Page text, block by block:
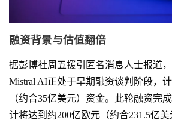
融资背景与估值翻倍
据彭博社周五援引匿名消息人士报道
Mistral AI正处于早期融资谈判阶段，
（约合35亿美元）资金。此轮融资完
计将达到约200亿欧元（约合231.5亿